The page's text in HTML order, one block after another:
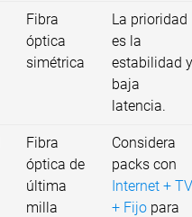
Fibra
óptica
simétrica
La prioridad
es la
estabilidad y
baja
latencia.
Fibra
óptica de
última
milla
Considera
packs con
Internet + TV
+ Fijo para